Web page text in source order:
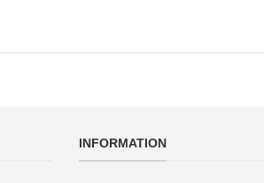
INFORMATION